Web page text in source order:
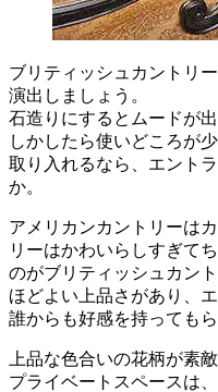
ブリティッシュカントリ
演出しましょう。
石造りにするとムードが
しかしたら使いどころが
取り入れるなら、エント
か。
アメリカンカントリーは
リーはかわいらしすぎて
のがブリティッシュカント
ほどよい上品さがあり、
誰からも好感を持っても
上品な色合いの花柄が素
プライベートスペースは